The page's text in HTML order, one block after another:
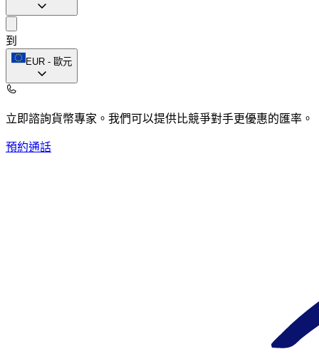
到
EUR - 歐元
立即諮詢貨幣專家。 我們可以提供比競爭對手更優惠的匯率。
預約通話